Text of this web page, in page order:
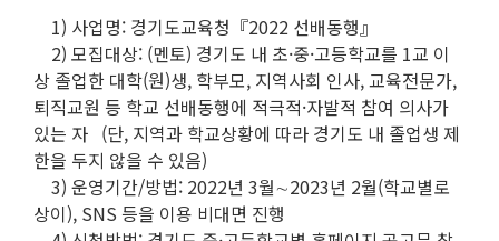
1) 사업명: 경기도교육청『2022 선배동행』
2) 모집대상: (멘토) 경기도 내 초·중·고등학교를 1교 이
상 졸업한 대학(원)생, 학부모, 지역사회 인사, 교육전문가,
퇴직교원 등 학교 선배동행에 적극적·자발적 참여 의사가
있는 자 (단, 지역과 학교상황에 따라 경기도 내 졸업생 제
한을 두지 않을 수 있음)
3) 운영기간/방법: 2022년 3월∼2023년 2월(학교별로
상이), SNS 등을 이용 비대면 진행